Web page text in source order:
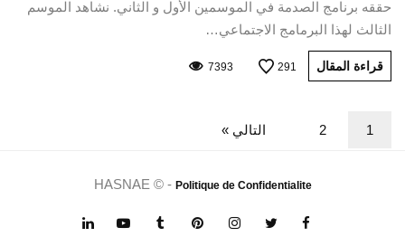
حققه برنامج الصدمة في الموسمين الأول و الثاني. نشاهد الموسم
الثالث لهذا البرمامج الاجتماعي…
قراءة المقال 291
7393
1
2 التالي »
HASNAE © - Politique de Confidentialite